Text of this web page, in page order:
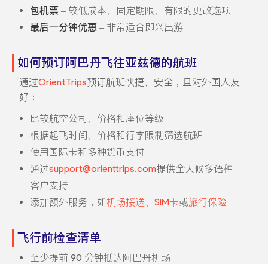
包机票– 较低成本、固定期限、有限的更改选项
最后一分钟优惠– 非常适合即兴出游
如何预订阿巴丹飞往亚兹德的航班
通过OrientTrips预订航班快捷、安全，且对外国人友
好：
比较航空公司、价格和座位等级
根据起飞时间、价格和行李限制筛选航班
使用国际卡和多种货币支付
通过support@orienttrips.com提供全天候多语种
客户支持
添加额外服务，如机场接送、 SIM卡或旅行保险
飞行前检查清单
至少提前 90 分钟抵达阿巴丹机场